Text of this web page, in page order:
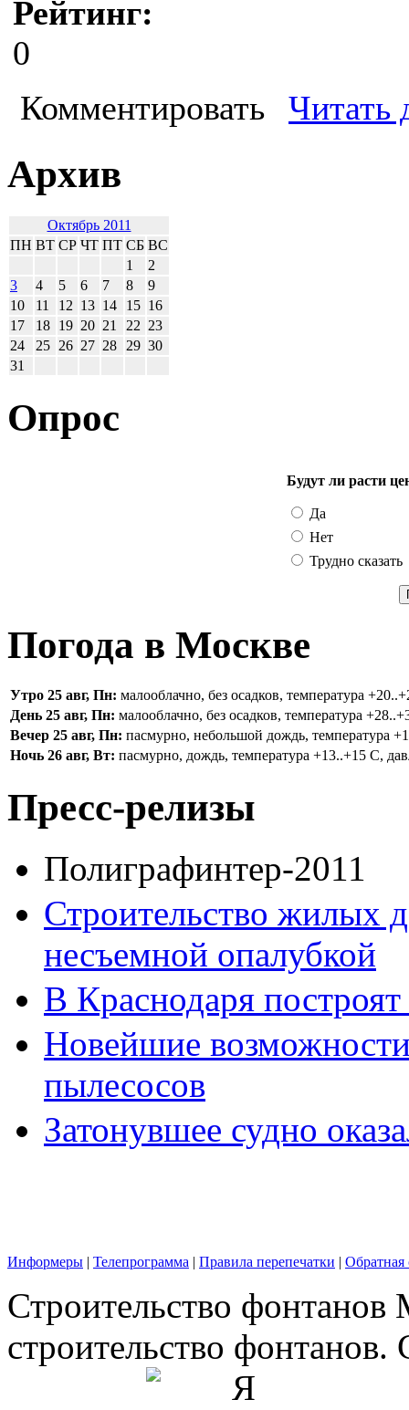
Рейтинг:
0
Комментировать
Читать
Архив
Октябрь 2011
ПН ВТ СР ЧТ ПТ СБ ВС
1
2
3
4 5 6 7 8
9
10
11 12 13 14 15 16
17
18 19 20 21 22 23
24
25 26 27 28 29 30
31
Опрос
Будут ли расти
Да
Нет
Трудно сказать
Погода в Москве
Утро 25 авг, Пн: малооблачно, без осадков, температура
День 25 авг, Пн: малооблачно, без осадков, температура
Вечер 25 авг, Пн: пасмурно, небольшой дождь, температура
Ночь 26 авг, Вт: пасмурно, дождь, температура +13..+15 С,
Пресс-релизы
Полиграфинтер-2011
Строительство жилых
несъемной опалубкой
В Краснодаря
Новейшие
пылесосов
Затонувшее судно
Информеры | Телепрограмма | Правила перепечатки | Обратная
Строительство
строительство фонтанов.